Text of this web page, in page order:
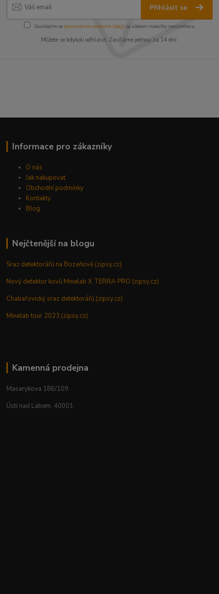
Přihlásit se
Souhlasím se zpracováním osobních údajůza účelem rozesílky newsletteru.
Můžete se kdykoli odhlásit. Zasíláme jednou za 14 dní.
Informace pro zákazníky
O nás
Jak nakupovat
Obchodní podmínky
Kontakty
Blog
Nejčtenější na blogu
Sraz detektorářů na Bozeňově (zipsy.cz)
Nový detektor kovů Minelab X TERRA PRO (zipsy.cz)
Chabařovický sraz detektorářů (zipsy.cz)
Minelab tour 2023 (zipsy.cz)
Kamenná prodejna
Masarykova 186/109
Ústí nad Labem, 40001